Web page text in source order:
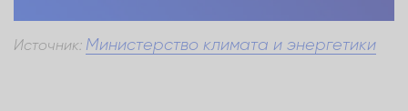
Источник: Министерство климата и энергетики